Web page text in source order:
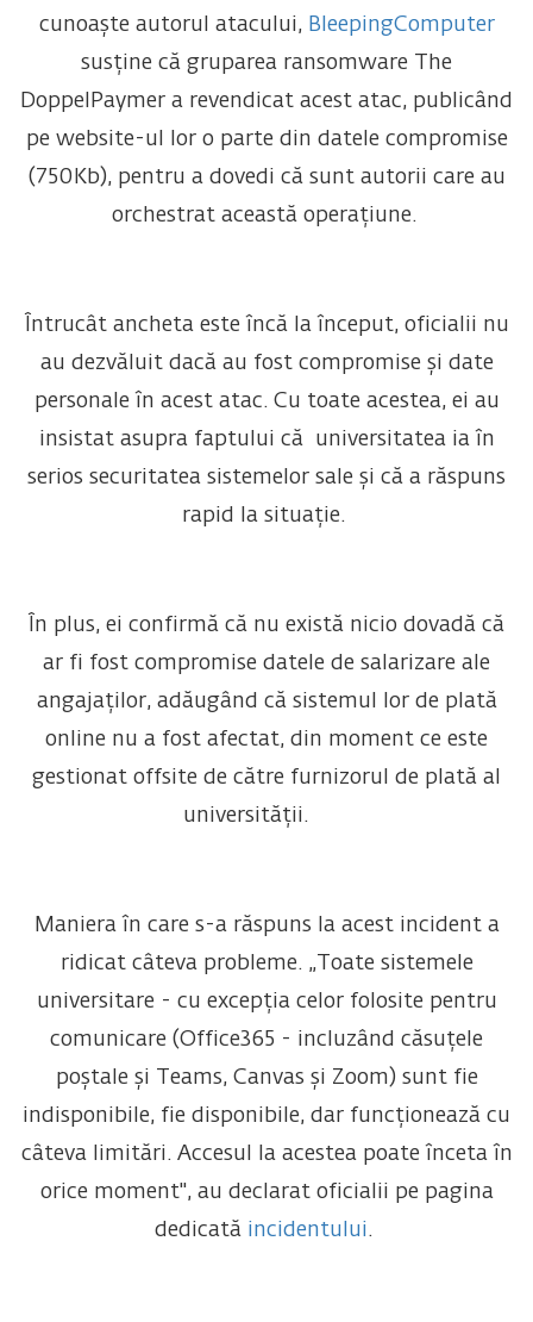
cunoaște autorul atacului, BleepingComputer
susține că gruparea ransomware The
DoppelPaymer a revendicat acest atac, publicând
pe website-ul lor o parte din datele compromise
(750Kb), pentru a dovedi că sunt autorii care au
orchestrat această operațiune.
Întrucât ancheta este încă la început, oficialii nu
au dezvăluit dacă au fost compromise și date
personale în acest atac. Cu toate acestea, ei au
insistat asupra faptului că universitatea ia în
serios securitatea sistemelor sale și că a răspuns
rapid la situație.
În plus, ei confirmă că nu există nicio dovadă că
ar fi fost compromise datele de salarizare ale
angajaților, adăugând că sistemul lor de plată
online nu a fost afectat, din moment ce este
gestionat offsite de către furnizorul de plată al
universității.
Maniera în care s-a răspuns la acest incident a
ridicat câteva probleme. „Toate sistemele
universitare - cu excepția celor folosite pentru
comunicare (Office365 - incluzând căsuțele
poștale și Teams, Canvas și Zoom) sunt fie
indisponibile, fie disponibile, dar funcționează cu
câteva limitări. Accesul la acestea poate înceta în
orice moment", au declarat oficialii pe pagina
dedicată incidentului.